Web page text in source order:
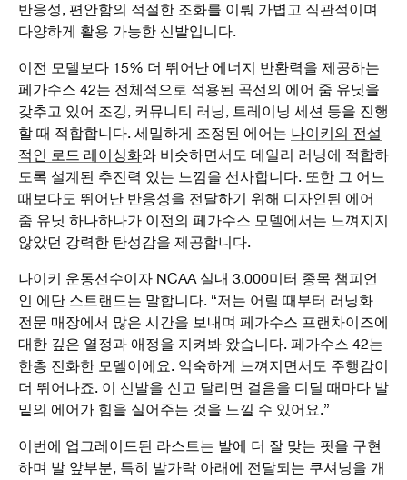
반응성, 편안함의 적절한 조화를 이뤄 가볍고 직관적이며
다양하게 활용 가능한 신발입니다.
이전 모델 보다 15% 더 뛰어난 에너지 반환력을 제공하는
페가수스 42는 전체적으로 적용된 곡선의 에어 줌 유닛을
갖추고 있어 조깅, 커뮤니티 러닝, 트레이닝 세션 등을 진행
할 때 적합합니다. 세밀하게 조정된 에어는 나이키의 전설
적인 로드 레이싱화와 비슷하면서도 데일리 러닝에 적합하
도록 설계된 추진력 있는 느낌을 선사합니다. 또한 그 어느
때보다도 뛰어난 반응성을 전달하기 위해 디자인된 에어
줌 유닛 하나하나가 이전의 페가수스 모델에서는 느껴지지
않았던 강력한 탄성감을 제공합니다.
나이키 운동선수이자 NCAA 실내 3,000미터 종목 챔피언
인 에단 스트랜드는 말합니다. “저는 어릴 때부터 러닝화
전문 매장에서 많은 시간을 보내며 페가수스 프랜차이즈에
대한 깊은 열정과 애정을 지켜봐 왔습니다. 페가수스 42는
한층 진화한 모델이에요. 익숙하게 느껴지면서도 주행감이
더 뛰어나죠. 이 신발을 신고 달리면 걸음을 디딜 때마다 발
밑의 에어가 힘을 실어주는 것을 느낄 수 있어요.”
이번에 업그레이드된 라스트는 발에 더 잘 맞는 핏을 구현
하며 발 앞부분, 특히 발가락 아래에 전달되는 쿠셔닝을 개